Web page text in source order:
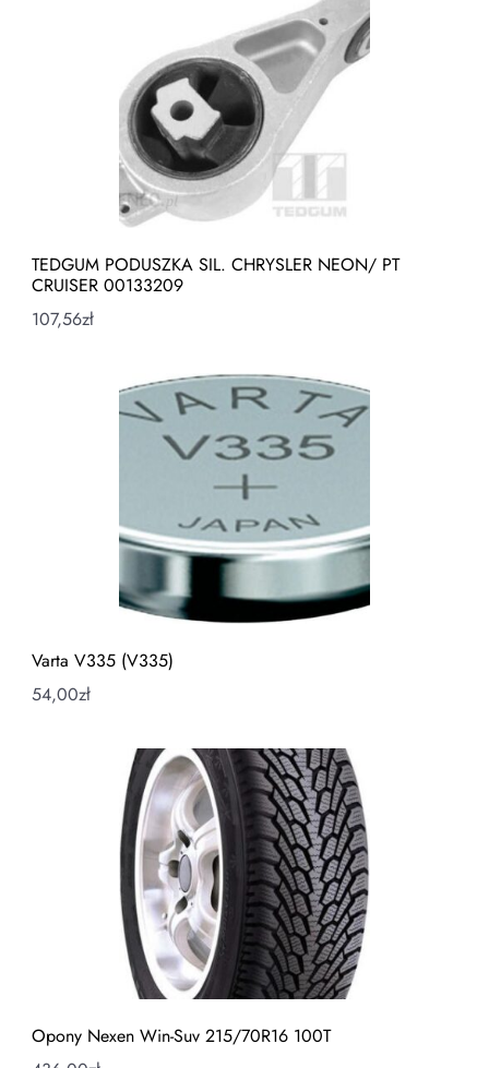
TEDGUM PODUSZKA SIL. CHRYSLER NEON/ PT
CRUISER 00133209
107,56zł
Varta V335 (V335)
54,00zł
Opony Nexen Win-Suv 215/70R16 100T